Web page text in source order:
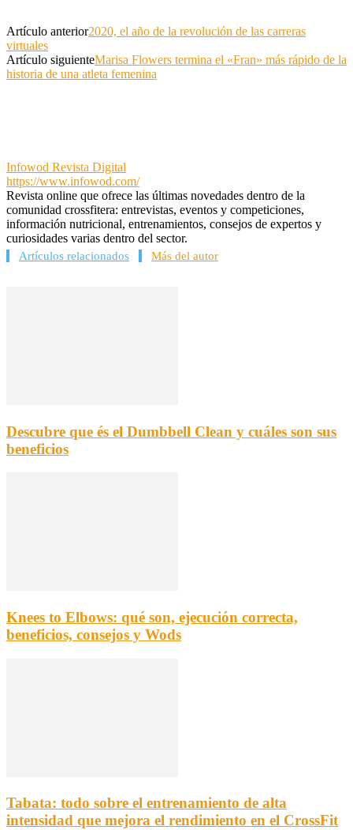
Artículo anterior2020, el año de la revolución de las carreras
virtuales
Artículo siguienteMarisa Flowers termina el «Fran» más rápido de la
historia de una atleta femenina
Infowod Revista Digital
https://www.infowod.com/
Revista online que ofrece las últimas novedades dentro de la
comunidad crossfitera: entrevistas, eventos y competiciones,
información nutricional, entrenamientos, consejos de expertos y
curiosidades varias dentro del sector.
Artículos relacionados Más del autor
Descubre que és el Dumbbell Clean y cuáles son sus
beneficios
Knees to Elbows: qué son, ejecución correcta,
beneficios, consejos y Wods
Tabata: todo sobre el entrenamiento de alta
intensidad que mejora el rendimiento en el CrossFit